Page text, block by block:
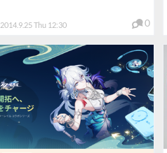
2014.9.25 Thu 12:30 0